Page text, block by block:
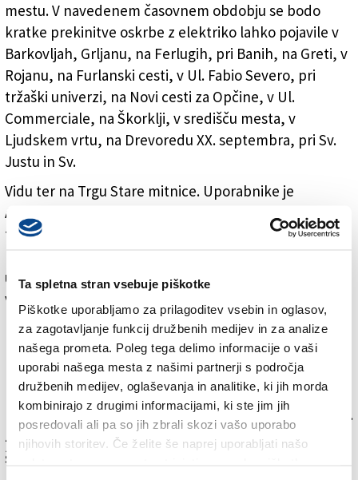
Ta spletna stran vsebuje piškotke
Piškotke uporabljamo za prilagoditev vsebin in oglasov,
za zagotavljanje funkcij družbenih medijev in za analize
našega prometa. Poleg tega delimo informacije o vaši
uporabi našega mesta z našimi partnerji s področja
družbenih medijev, oglaševanja in analitike, ki jih morda
kombinirajo z drugimi informacijami, ki ste jim jih
posredovali ali pa so jih zbrali skozi vašo uporabo
njihovih storitev. Če želite še naprej uporabljati našo
mestu. V navedenem časovnem obdobju se bodo
kratke prekinitve oskrbe z elektriko lahko pojavile v
Barkovljah, Grljanu, na Ferlugih, pri Banih, na Greti, v
Rojanu, na Furlanski cesti, v Ul. Fabio Severo, pri
tržaški univerzi, na Novi cesti za Opčine, v Ul.
Commerciale, na Škorklji, v središču mesta, v
Ljudskem vrtu, na Drevoredu XX. septembra, pri Sv.
Justu in Sv.
Vidu ter na Trgu Stare mitnice. Uporabnike je
AcegasApsAmga o prekinitvi dobave tokrat obvestil
tudi s slovenskimi plakati, ki so napisani v
uporabnike tudi poziva, da se iz varnostnih razlogov
vedejo, kot da bi bila v omrežju vedno prisotna
napetost, ​​saj bi se lahko dobava električne energije
kljub prekinitvi nepričakovano nadaljevala.
Poleg tega je priporočljivo ne uporabljati dvigal in v
navedenem času iz električnega omrežja izklopiti
posebno občutljive električne in elektronske naprave.
Za informacije in pojasnila je na voljo telefonska
številka 040-7793654.